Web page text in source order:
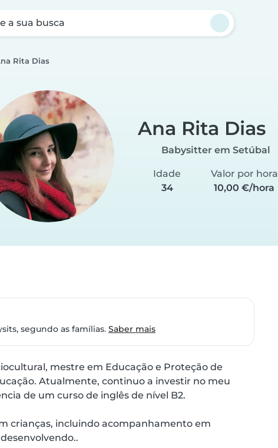
a sua busca
Rita Dias
Ana Rita Dias
Babysitter em Setúbal
Idade
34
Valor por hora
10,00 €/hora
segundo as famílias. Saber mais
mestre em Educação e Proteção de
Atualmente, continuo a investir no meu
de um curso de inglês de nível B2.
crianças, incluindo acompanhamento em